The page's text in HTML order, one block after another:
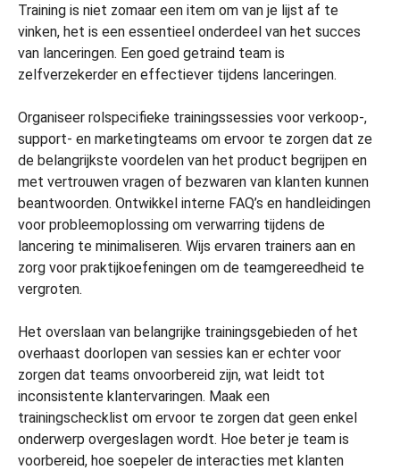
Training is niet zomaar een item om van je lijst af te
vinken, het is een essentieel onderdeel van het succes
van lanceringen. Een goed getraind team is
zelfverzekerder en effectiever tijdens lanceringen.
Organiseer rolspecifieke trainingssessies voor verkoop-,
support- en marketingteams om ervoor te zorgen dat ze
de belangrijkste voordelen van het product begrijpen en
met vertrouwen vragen of bezwaren van klanten kunnen
beantwoorden. Ontwikkel interne FAQ’s en handleidingen
voor probleemoplossing om verwarring tijdens de
lancering te minimaliseren. Wijs ervaren trainers aan en
zorg voor praktijkoefeningen om de teamgereedheid te
vergroten.
Het overslaan van belangrijke trainingsgebieden of het
overhaast doorlopen van sessies kan er echter voor
zorgen dat teams onvoorbereid zijn, wat leidt tot
inconsistente klantervaringen. Maak een
trainingschecklist om ervoor te zorgen dat geen enkel
onderwerp overgeslagen wordt. Hoe beter je team is
voorbereid, hoe soepeler de interacties met klanten